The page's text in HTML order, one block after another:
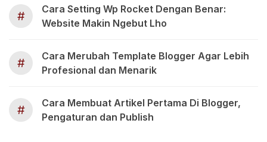
#
Cara Setting Wp Rocket Dengan Benar:
Website Makin Ngebut Lho
#
Cara Merubah Template Blogger Agar Lebih
Profesional dan Menarik
#
Cara Membuat Artikel Pertama Di Blogger,
Pengaturan dan Publish